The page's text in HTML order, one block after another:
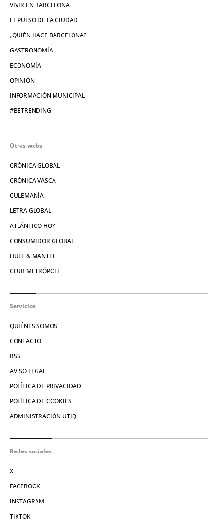
VIVIR EN BARCELONA
EL PULSO DE LA CIUDAD
¿QUIÉN HACE BARCELONA?
GASTRONOMÍA
ECONOMÍA
OPINIÓN
INFORMACIÓN MUNICIPAL
#BETRENDING
Otras webs
CRÓNICA GLOBAL
CRÓNICA VASCA
CULEMANÍA
LETRA GLOBAL
ATLÁNTICO HOY
CONSUMIDOR GLOBAL
HULE & MANTEL
CLUB METRÓPOLI
Servicios
QUIÉNES SOMOS
CONTACTO
RSS
AVISO LEGAL
POLÍTICA DE PRIVACIDAD
POLÍTICA DE COOKIES
ADMINISTRACIÓN UTIQ
Redes sociales
X
FACEBOOK
INSTAGRAM
TIKTOK